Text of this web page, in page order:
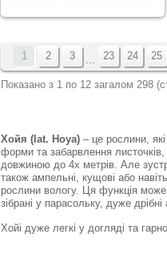
сплешу. При достатній кількості
ставати темно-бордового
кольору. Квітне lacunosa big and
very long leaf як і інші лакунози -
біленькі квіточки з жовтуватим
1 2 3 23 24 25
Показано з 1 по 12 загалом 298
Хойя ( lat. Hoya) – це рослини,
форми та забарвлення листочків,
довжиною до 4х метрів. Але
також ампельні, кущові або
рослини вологу. Ця функція може
зібрані у парасольку, дуже
Хойі дуже легкі у догляді та